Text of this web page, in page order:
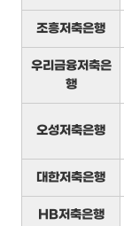
조흥저축은행
우리금융저축은
행
오성저축은행
대한저축은행
HB저축은행